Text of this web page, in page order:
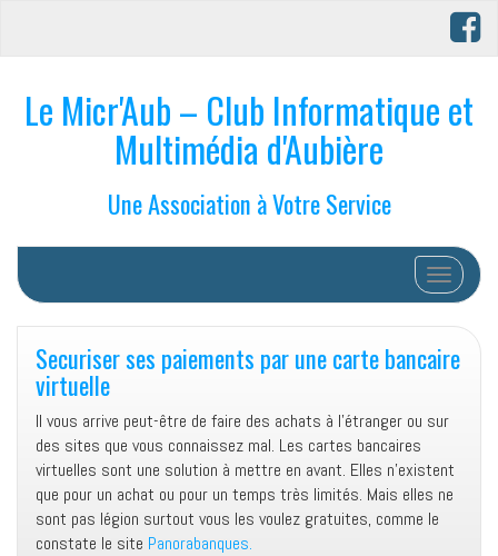
Le Micr'Aub – Club Informatique et
Multimédia d'Aubière
Une Association à Votre Service
Afficher/
Securiser ses paiements par une carte bancaire
virtuelle
Il vous arrive peut-être de faire des achats à l’étranger ou sur
des sites que vous connaissez mal. Les cartes bancaires
virtuelles sont une solution à mettre en avant. Elles n’existent
que pour un achat ou pour un temps très limités. Mais elles ne
sont pas légion surtout vous les voulez gratuites, comme le
constate le site Panorabanques.